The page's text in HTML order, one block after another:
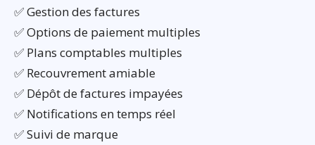
✅ Gestion des factures
✅ Options de paiement multiples
✅ Plans comptables multiples
✅ Recouvrement amiable
✅ Dépôt de factures impayées
✅ Notifications en temps réel
✅ Suivi de marque